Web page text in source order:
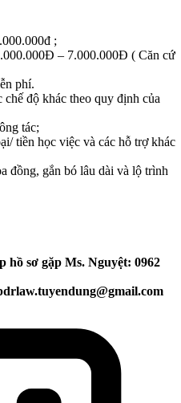
;
– 7.000.000Đ ( Căn cứ
phí.
độ khác theo quy định của
tác;
tiền học việc và các hỗ trợ khác
đồng, gắn bó lâu dài và lộ trình
hồ sơ gặp Ms. Nguyệt: 0962